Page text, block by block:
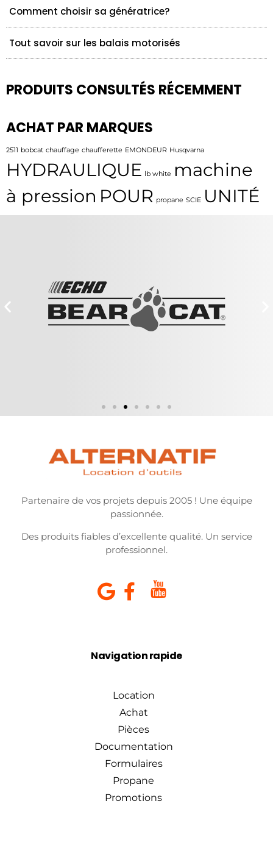
Comment choisir sa génératrice?
Tout savoir sur les balais motorisés
PRODUITS CONSULTÉS RÉCEMMENT
ACHAT PAR MARQUES
2511 bobcat chauffage chaufferette EMONDEUR Husqvarna
HYDRAULIQUE lb white machine
à pression POUR propane SCIE UNITÉ
Partenaire de vos projets depuis 2005 ! Une équipe
passionnée.
Des produits fiables d’excellente qualité. Un service
professionnel.
Navigation rapide
Location
Achat
Pièces
Documentation
Formulaires
Propane
Promotions